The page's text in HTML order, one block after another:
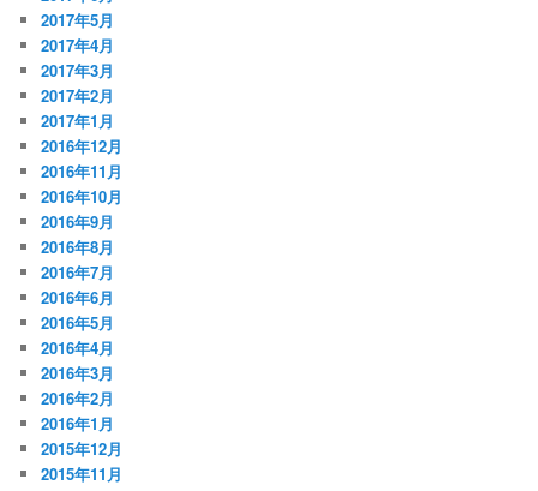
2017年5月
2017年4月
2017年3月
2017年2月
2017年1月
2016年12月
2016年11月
2016年10月
2016年9月
2016年8月
2016年7月
2016年6月
2016年5月
2016年4月
2016年3月
2016年2月
2016年1月
2015年12月
2015年11月